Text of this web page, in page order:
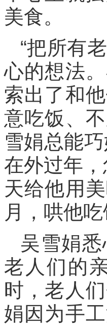
美食。
“把所有
心的想法
索出了和
意吃饭、
雪娟总能
在外过年
天给他用
月，哄他吃
吴雪娟
老人们的
时，老人
娟因为手